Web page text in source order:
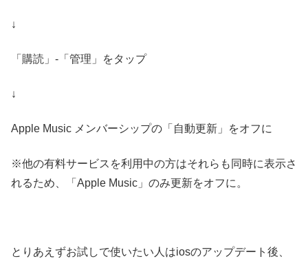
↓
「購読」-「管理」をタップ
↓
Apple Music メンバーシップの「自動更新」をオフに
※他の有料サービスを利用中の方はそれらも同時に表示さ
れるため、「Apple Music」のみ更新をオフに。
とりあえずお試しで使いたい人はiosのアップデート後、